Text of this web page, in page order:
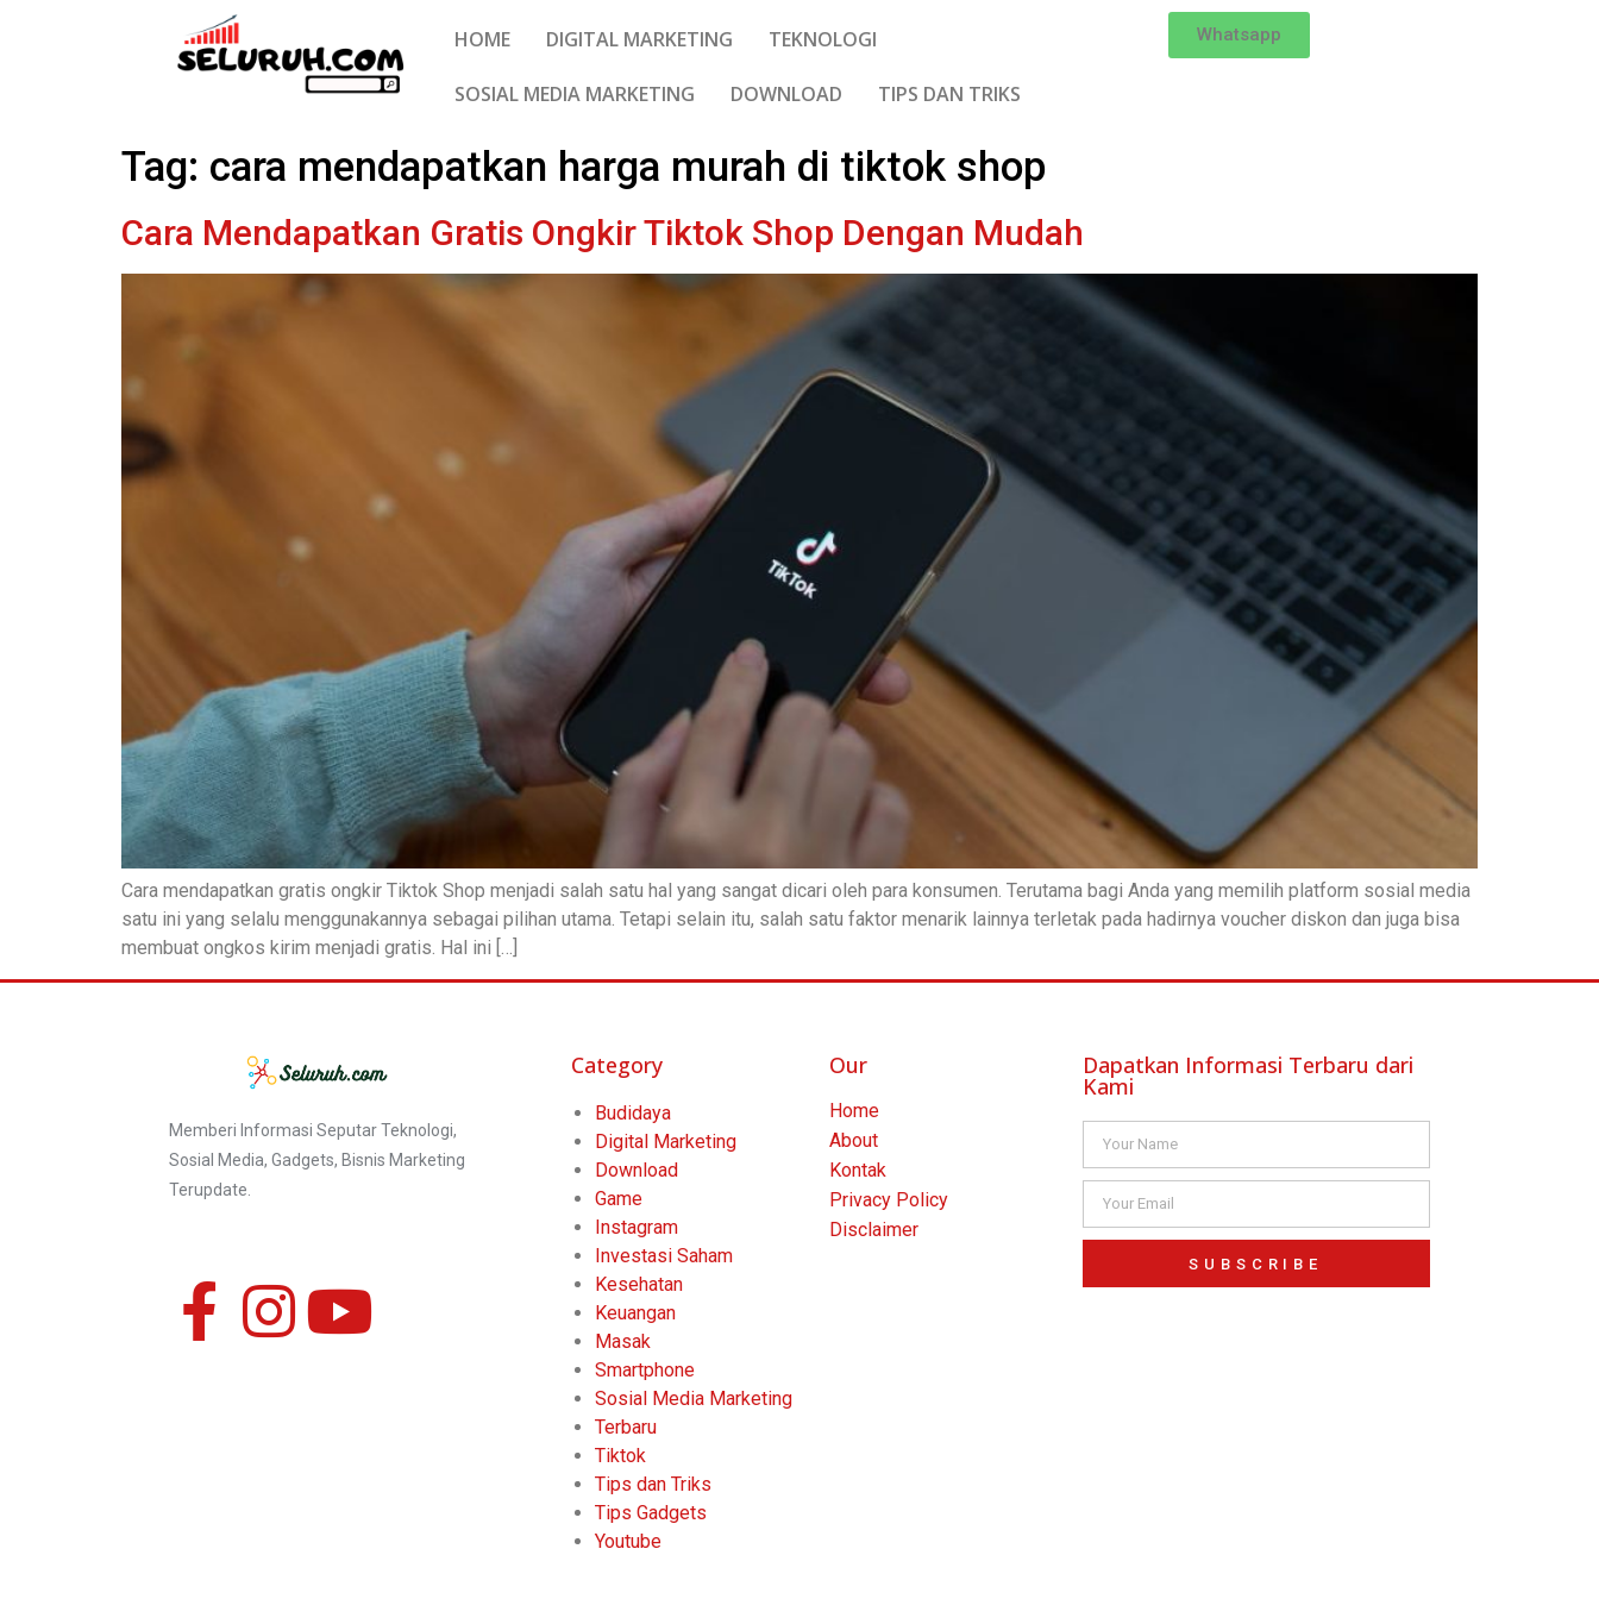
HOME DIGITAL MARKETING TEKNOLOGI
SOSIAL MEDIA MARKETING DOWNLOAD TIPS DAN TRIKS
Whatsapp
Tag: cara mendapatkan harga murah di tiktok shop
Cara Mendapatkan Gratis Ongkir Tiktok Shop Dengan Mudah
Cara mendapatkan gratis ongkir Tiktok Shop menjadi salah satu hal yang sangat dicari oleh para konsumen. Terutama bagi Anda yang memilih platform sosial media
satu ini yang selalu menggunakannya sebagai pilihan utama. Tetapi selain itu, salah satu faktor menarik lainnya terletak pada hadirnya voucher diskon dan juga bisa
membuat ongkos kirim menjadi gratis. Hal ini […]
Memberi Informasi Seputar Teknologi,
Sosial Media, Gadgets, Bisnis Marketing
Terupdate.
Category
Budidaya
Digital Marketing
Download
Game
Instagram
Investasi Saham
Kesehatan
Keuangan
Masak
Smartphone
Sosial Media Marketing
Terbaru
Tiktok
Tips dan Triks
Tips Gadgets
Youtube
Our
Home
About
Kontak
Privacy Policy
Disclaimer
Dapatkan Informasi Terbaru dari
Kami
SUBSCRIBE